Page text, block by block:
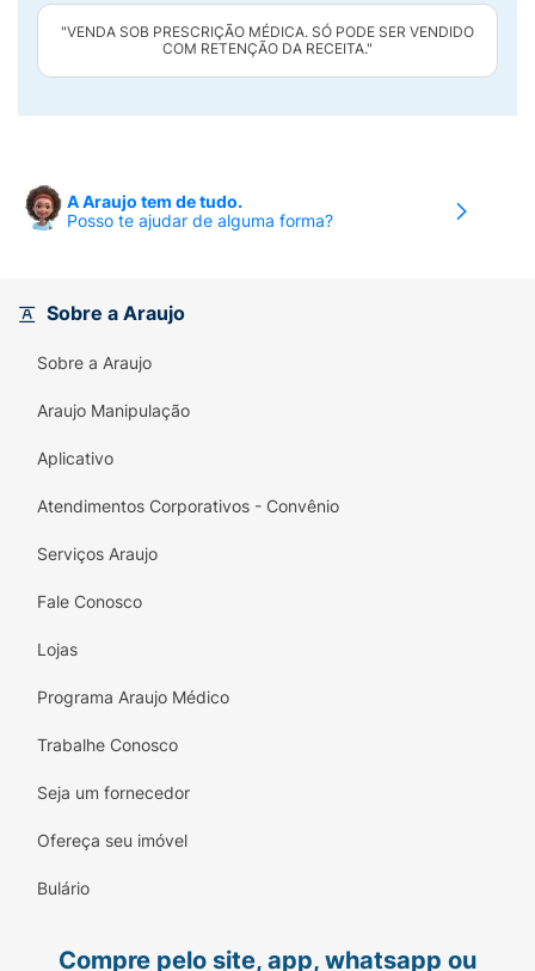
"VENDA SOB PRESCRIÇÃO MÉDICA. SÓ PODE SER VENDIDO
COM RETENÇÃO DA RECEITA."
A Araujo tem de tudo.
Posso te ajudar de alguma forma?
Sobre a Araujo
Sobre a Araujo
Araujo Manipulação
Aplicativo
Atendimentos Corporativos - Convênio
Serviços Araujo
Fale Conosco
Lojas
Programa Araujo Médico
Trabalhe Conosco
Seja um fornecedor
Ofereça seu imóvel
Bulário
Compre pelo site, app, whatsapp ou